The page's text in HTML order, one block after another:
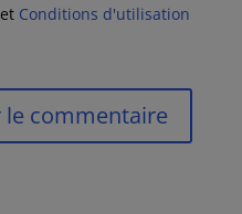
et Conditions d'utilisation